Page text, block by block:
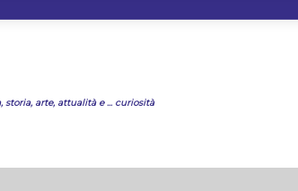
storia, arte, attualità e ... curiosità